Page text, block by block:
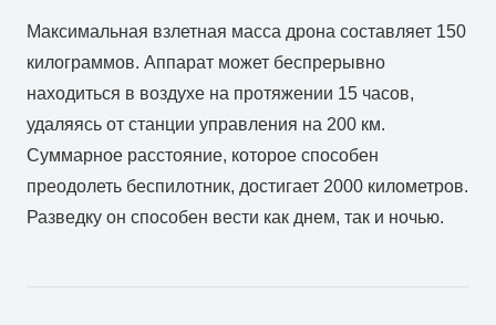
Максимальная взлетная масса дрона составляет 150
килограммов. Аппарат может беспрерывно
находиться в воздухе на протяжении 15 часов,
удаляясь от станции управления на 200 км.
Суммарное расстояние, которое способен
преодолеть беспилотник, достигает 2000 километров.
Разведку он способен вести как днем, так и ночью.